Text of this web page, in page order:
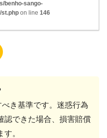
benho-sango-
st.php on line 146
き基準です。迷惑行為
認できた場合、損害賠償
。